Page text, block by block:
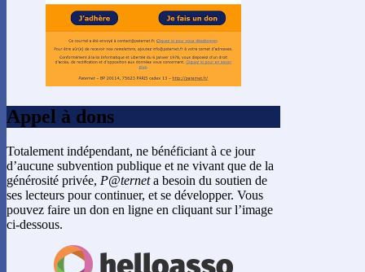
Appel à dons
Totalement indépendant, ne bénéficiant à ce jour
d’aucune subvention publique et ne vivant que de la
générosité privée, P@terneta besoin du soutien de
ses lecteurs pour continuer, et se développer. Vous
pouvez faire un don en ligne en cliquant sur l’image
ci-dessous.